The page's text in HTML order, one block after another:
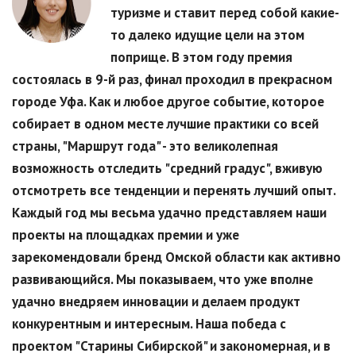
туризме и ставит перед собой какие-
то далеко идущие цели на этом
поприще. В этом году премия
состоялась в 9-й раз, финал проходил в прекрасном
городе Уфа. Как и любое другое событие, которое
собирает в одном месте лучшие практики со всей
страны, "Маршрут года" - это великолепная
возможность отследить "средний градус", вживую
отсмотреть все тенденции и перенять лучший опыт.
Каждый год мы весьма удачно представляем наши
проекты на площадках премии и уже
зарекомендовали бренд Омской области как активно
развивающийся. Мы показываем, что уже вполне
удачно внедряем инновации и делаем продукт
конкурентным и интересным. Наша победа с
проектом "Старины Сибирской" и закономерная, и в